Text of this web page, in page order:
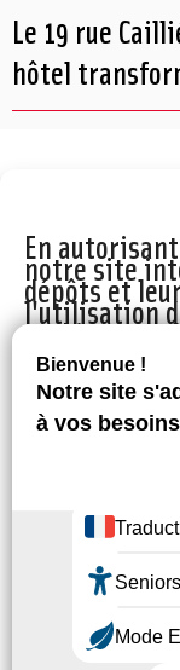
En
notre site
dépôts et
l'utilisation
cookies ne
personnelle
ne peuvent
de cookies.
Le 19 rue
hôtel
Mentions
Politique